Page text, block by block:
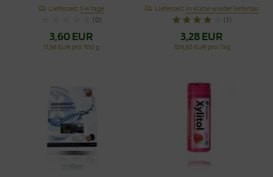
Lieferzeit:1-4 Tage
(0)
3,60 EUR
11,98 EUR pro 100 g
Lieferzeit: in Kürze wieder lieferbar
(1)
3,28 EUR
109,50 EUR pro 1 kg